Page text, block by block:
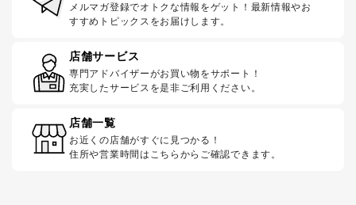
メルマガ登録でオトクな情報をゲット！最新情報やお
すすめトピックスをお届けします。
店舗サービス
専門アドバイザーがお買い物をサポート！
充実したサービスを是非ご利用ください。
店舗一覧
お近くの店舗がすぐに見つかる！
住所や営業時間はこちらからご確認できます。